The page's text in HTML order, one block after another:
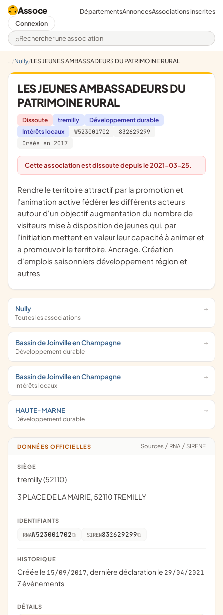
Assoce
Rechercher une association
DépartementsAnnoncesAssociations inscrites
Connexion
Nully LES JEUNES AMBASSADEURS DU PATRIMOINE RURAL
LES JEUNES AMBASSADEURS DU
PATRIMOINE RURAL
Dissoute tremilly
Développement durable
Intérêts locaux
W523001702
832629299
Créée en 2017
Cette association est dissoute depuis le 2021-03-25.
rendre le territoire attractif par la promotion et
l'animation active fédérer les différents acteurs
autour d'un objectif augmentation du nombre de
visiteurs mise à disposition de jeunes qui, par
l'initiation mettent en valeur leur capacité à animer et
a promouvoir le territoire. Ancrage. Création
d'emplois saisonniers développement région et
autres
Nully
Toutes les associations
Bassin de Joinville en Champagne
Développement durable
Bassin de Joinville en Champagne
Intérêts locaux
HAUTE-MARNE
Développement durable
DONNÉES OFFICIELLES Sources / RNA / SIRENE
SIÈGE
tremilly (52110)
3 PLACE DE LA MAIRIE, 52110 TREMILLY
IDENTIFIANTS
RNAW523001702 SIREN832629299
HISTORIQUE
Créée le 15/09/2017, dernière déclaration le 29/04/2021
7 évènements
DÉTAILS